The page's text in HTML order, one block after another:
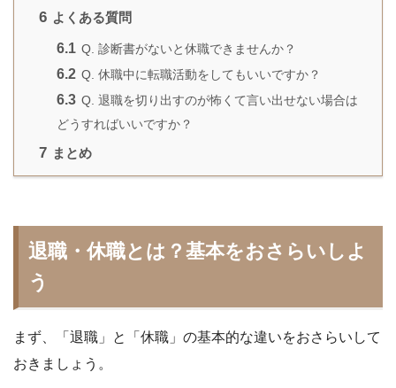
6 よくある質問
6.1 Q. 診断書がないと休職できませんか？
6.2 Q. 休職中に転職活動をしてもいいですか？
6.3 Q. 退職を切り出すのが怖くて言い出せない場合は
どうすればいいですか？
7 まとめ
退職・休職とは？基本をおさらいしよ
う
まず、「退職」と「休職」の基本的な違いをおさらいして
おきましょう。